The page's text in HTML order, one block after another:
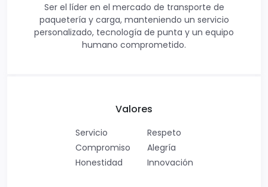
Ser el líder en el mercado de transporte de
paquetería y carga, manteniendo un servicio
personalizado, tecnología de punta y un equipo
humano comprometido.
Valores
Servicio
Compromiso
Honestidad
Respeto
Alegría
Innovación